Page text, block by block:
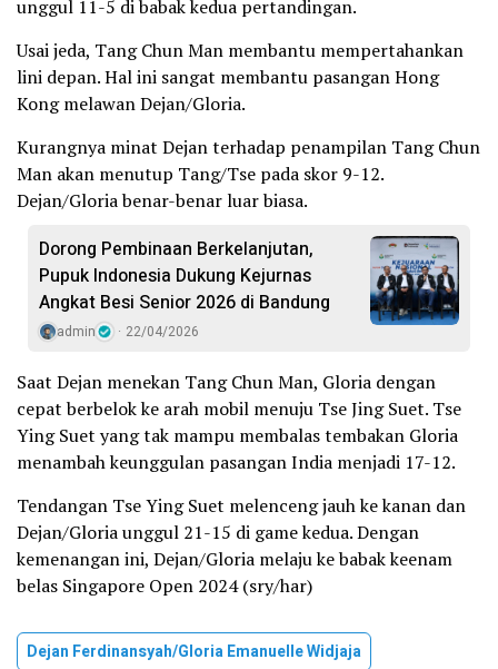
unggul 11-5 di babak kedua pertandingan.
Usai jeda, Tang Chun Man membantu mempertahankan
lini depan. Hal ini sangat membantu pasangan Hong
Kong melawan Dejan/Gloria.
Kurangnya minat Dejan terhadap penampilan Tang Chun
Man akan menutup Tang/Tse pada skor 9-12.
Dejan/Gloria benar-benar luar biasa.
Dorong Pembinaan Berkelanjutan,
Pupuk Indonesia Dukung Kejurnas
Angkat Besi Senior 2026 di Bandung
admin 22/04/2026
Saat Dejan menekan Tang Chun Man, Gloria dengan
cepat berbelok ke arah mobil menuju Tse Jing Suet. Tse
Ying Suet yang tak mampu membalas tembakan Gloria
menambah keunggulan pasangan India menjadi 17-12.
Tendangan Tse Ying Suet melenceng jauh ke kanan dan
Dejan/Gloria unggul 21-15 di game kedua. Dengan
kemenangan ini, Dejan/Gloria melaju ke babak keenam
belas Singapore Open 2024 (sry/har)
Dejan Ferdinansyah/gloria Emanuelle Widjaja